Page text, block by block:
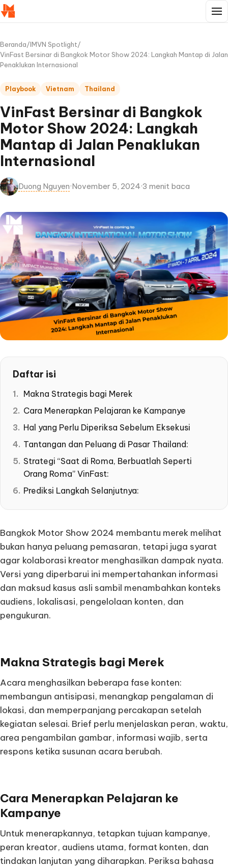
Beranda/IMVN Spotlight/
VinFast Bersinar di Bangkok Motor Show 2024: Langkah Mantap di Jalan
Penaklukan Internasional
Playbook Vietnam Thailand
VinFast Bersinar di Bangkok
Motor Show 2024: Langkah
Mantap di Jalan Penaklukan
Internasional
Duong Nguyen·November 5, 2024·3 menit baca
Daftar isi
Makna Strategis bagi Merek
Cara Menerapkan Pelajaran ke Kampanye
Hal yang Perlu Diperiksa Sebelum Eksekusi
Tantangan dan Peluang di Pasar Thailand:
Strategi “Saat di Roma, Berbuatlah Seperti
Orang Roma” VinFast:
Prediksi Langkah Selanjutnya:
Bangkok Motor Show 2024 membantu merek melihat
bukan hanya peluang pemasaran, tetapi juga syarat
agar kolaborasi kreator menghasilkan dampak nyata.
Versi yang diperbarui ini mempertahankan informasi
dan maksud kasus asli sambil menambahkan konteks
audiens, lokalisasi, pengelolaan konten, dan
pengukuran.
Makna Strategis bagi Merek
Acara menghasilkan beberapa fase konten:
membangun antisipasi, menangkap pengalaman di
lokasi, dan memperpanjang percakapan setelah
kegiatan selesai. Brief perlu menjelaskan peran, waktu,
area pengambilan gambar, informasi wajib, serta
respons ketika susunan acara berubah.
Cara Menerapkan Pelajaran ke
Kampanye
Untuk menerapkannya, tetapkan tujuan kampanye,
peran kreator, audiens utama, format konten, dan
tindakan lanjutan yang diharapkan. Periksa bahasa